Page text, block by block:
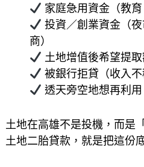
家庭急用資金（教育
投資／創業資金（
商）
土地增值後希望提
被銀行拒貸（收入不
透天旁空地想再利用
土地在高雄不是投機，而是
土地二胎貸款，就是把這份